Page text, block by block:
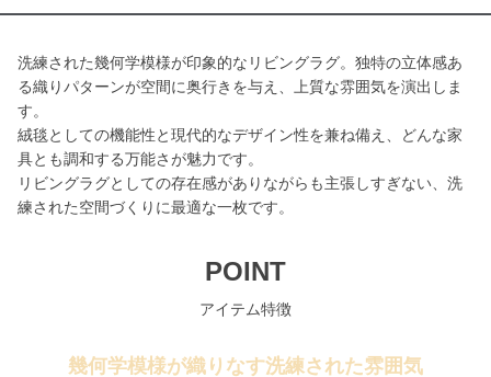
洗練された幾何学模様が印象的なリビングラグ。独特の立体感あ
る織りパターンが空間に奥行きを与え、上質な雰囲気を演出しま
す。
絨毯としての機能性と現代的なデザイン性を兼ね備え、どんな家
具とも調和する万能さが魅力です。
リビングラグとしての存在感がありながらも主張しすぎない、洗
練された空間づくりに最適な一枚です。
POINT
アイテム特徴
幾何学模様が織りなす洗練された雰囲気